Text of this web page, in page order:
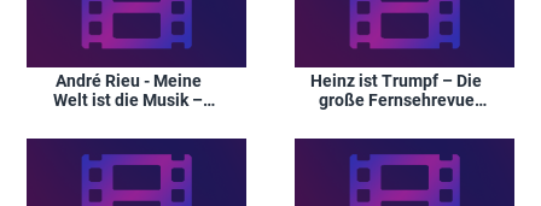
André Rieu - Meine
Welt ist die Musik –
Erinnerungen
Heinz ist Trumpf – Die
große Fernsehrevue